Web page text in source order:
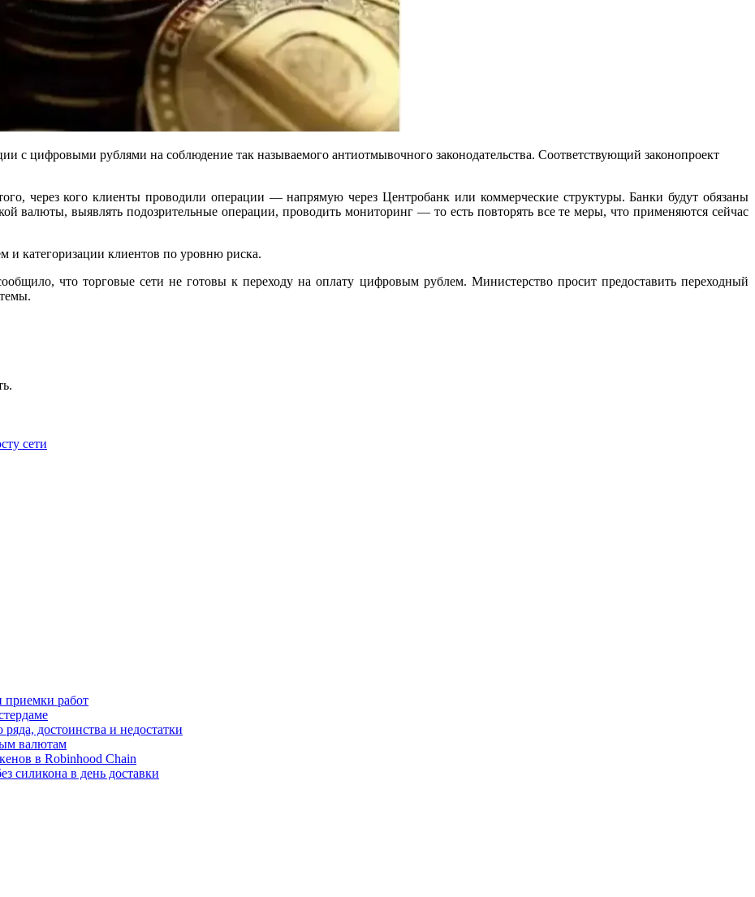
с цифровыми рублями на соблюдение так называемого антиотмывочного законодательства. Соответствующий законопроект
через кого клиенты проводили операции — напрямую через Центробанк или коммерческие структуры. Банки будут обязаны
валюты, выявлять подозрительные операции, проводить мониторинг — то есть повторять все те меры, что применяются сейчас
и категоризации клиентов по уровню риска.
что торговые сети не готовы к переходу на оплату цифровым рублем. Министерство просит предоставить переходный
сети
приемки работ
достоинства и недостатки
валютам
в Robinhood Chain
силикона в день доставки